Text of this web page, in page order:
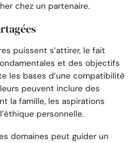
chez un partenaire.
puissent s’attirer, le fait
et des objectifs
les bases d’une compatibilité
peuvent inclure des
la famille, les aspirations
personnelle.
domaines peut guider un